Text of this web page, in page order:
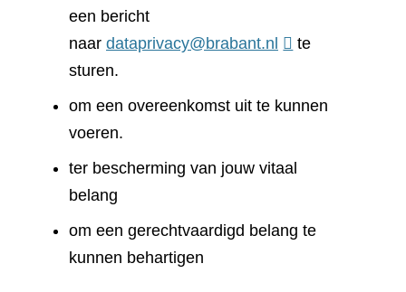
een bericht
naar dataprivacy@brabant.nl
te
sturen.
om een overeenkomst uit te kunnen
voeren.
ter bescherming van jouw vitaal
belang
om een gerechtvaardigd belang te
kunnen behartigen